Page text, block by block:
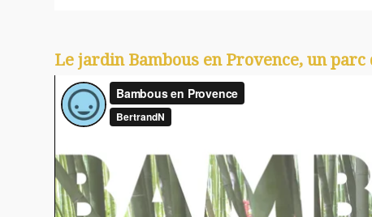
Le jardin Bambous en Provence, un parc